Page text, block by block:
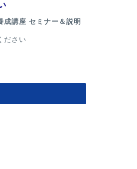
成講座 セミナー＆説明
ださい